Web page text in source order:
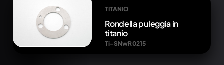
TITANIO
Rondella puleggia in
titanio
Ti-SNwR 0215